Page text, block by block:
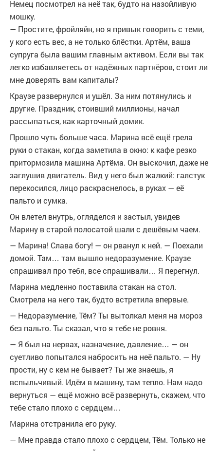
Немец посмотрел на неё так, будто на назойливую
мошку.
— Простите, фройляйн, но я привык говорить с теми,
у кого есть вес, а не только блёстки. Артём, ваша
супруга была вашим главным активом. Если вы так
легко избавляетесь от надёжных партнёров, стоит ли
мне доверять вам капиталы?
Краузе развернулся и ушёл. За ним потянулись и
другие. Праздник, стоивший миллионы, начал
рассыпаться, как карточный домик.
Прошло чуть больше часа. Марина всё ещё грела
руки о стакан, когда заметила в окно: к кафе резко
притормозила машина Артёма. Он выскочил, даже не
заглушив двигатель. Вид у него был жалкий: галстук
перекосился, лицо раскраснелось, в руках — её
пальто и сумка.
Он влетел внутрь, огляделся и застыл, увидев
Марину в старой полосатой шали с дешёвым чаем.
— Марина! Слава богу! — он рванул к ней. — Поехали
домой. Там… там вышло недоразумение. Краузе
спрашивал про тебя, все спрашивали… Я перегнул.
Марина медленно поставила стакан на стол.
Смотрела на него так, будто встретила впервые.
— Недоразумение, Тём? Ты вытолкал меня на мороз
без пальто. Ты сказал, что я тебе не ровня.
— Я был на нервах, назначение, давление… — он
суетливо попытался набросить на неё пальто. — Ну
прости, ну с кем не бывает? Ты же знаешь, я
вспыльчивый. Идём в машину, там тепло. Нам надо
вернуться — ещё можно всё развернуть, скажем, что
тебе стало плохо с сердцем…
Марина отстранила его руку.
— Мне правда стало плохо с сердцем, Тём. Только не